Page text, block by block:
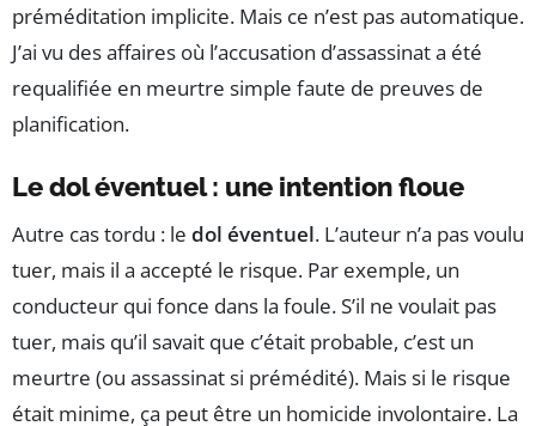
préméditation implicite. Mais ce n’est pas automatique.
J’ai vu des affaires où l’accusation d’assassinat a été
requalifiée en meurtre simple faute de preuves de
planification.
Le dol éventuel : une intention floue
Autre cas tordu : le dol éventuel. L’auteur n’a pas voulu
tuer, mais il a accepté le risque. Par exemple, un
conducteur qui fonce dans la foule. S’il ne voulait pas
tuer, mais qu’il savait que c’était probable, c’est un
meurtre (ou assassinat si prémédité). Mais si le risque
était minime, ça peut être un homicide involontaire. La